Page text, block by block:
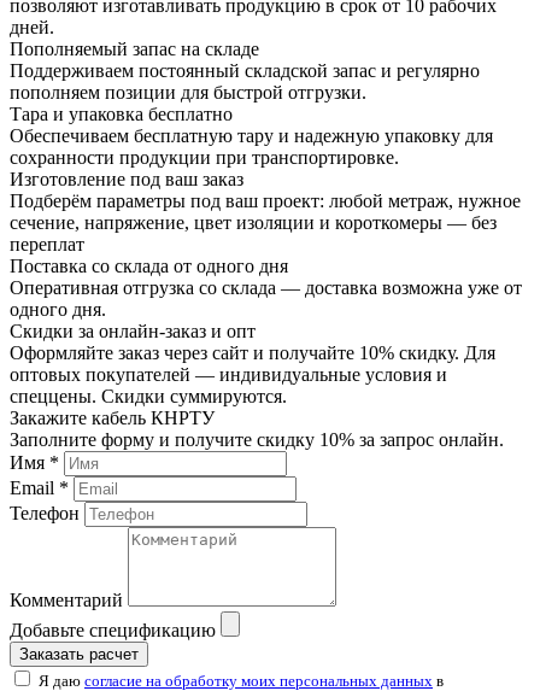
позволяют изготавливать продукцию в срок от 10 рабочих
дней.
Пополняемый запас на складе
Поддерживаем постоянный складской запас и регулярно
пополняем позиции для быстрой отгрузки.
Тара и упаковка бесплатно
Обеспечиваем бесплатную тару и надежную упаковку для
сохранности продукции при транспортировке.
Изготовление под ваш заказ
Подберём параметры под ваш проект: любой метраж, нужное
сечение, напряжение, цвет изоляции и короткомеры — без
переплат
Поставка со склада от одного дня
Оперативная отгрузка со склада — доставка возможна уже от
одного дня.
Скидки за онлайн-заказ и опт
Оформляйте заказ через сайт и получайте 10% скидку. Для
оптовых покупателей — индивидуальные условия и
спеццены. Скидки суммируются.
Закажите кабель КНРТУ
Заполните форму и получите скидку 10% за запрос онлайн.
Имя *
Email *
Телефон
Комментарий
Добавьте спецификацию
Заказать расчет
Я даю согласие на обработку моих персональных данных в